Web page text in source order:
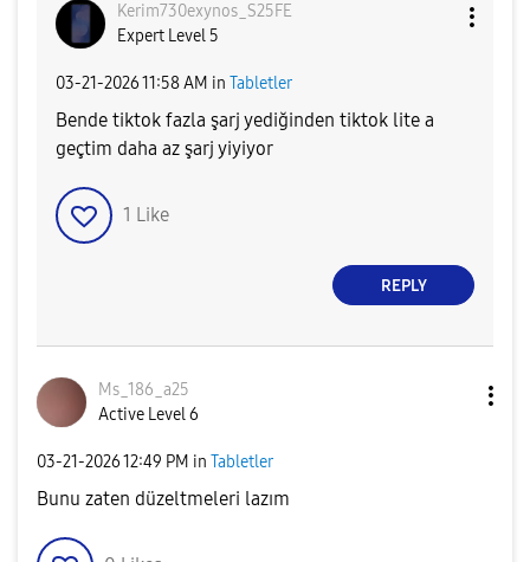
Kerim730exynos_ S25FE
Expert Level 5
‎03-21-202611:58 AM in Tabletler
Bende tiktok fazla şarj yediğinden tiktok lite a
geçtim daha az şarj yiyiyor
1 Like
REPLY
Ms_186_a25
Active Level 6
‎03-21-202612:49 PM in Tabletler
Bunu zaten düzeltmeleri lazım